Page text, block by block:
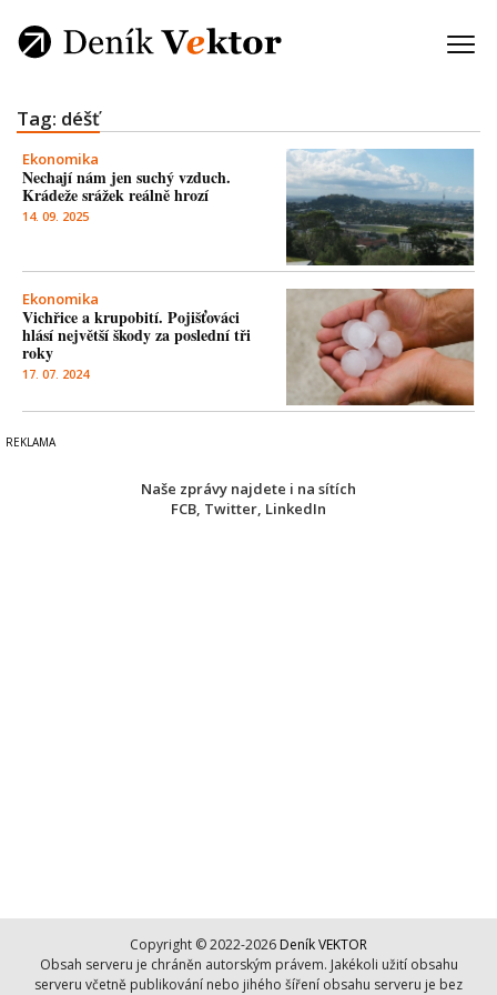
Tag: déšť
Ekonomika
Nechají nám jen suchý vzduch.
Krádeže srážek reálně hrozí
14. 09. 2025
Ekonomika
Vichřice a krupobití. Pojišťováci
hlásí největší škody za poslední tři
roky
17. 07. 2024
Naše zprávy najdete i na sítích
FCB, Twitter, LinkedIn
Copyright © 2022-2026 Deník VEKTOR
Obsah serveru je chráněn autorským právem. Jakékoli užití obsahu
serveru včetně publikování nebo jihého šíření obsahu serveru je bez